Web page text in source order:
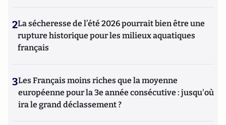
2La sécheresse de l’été 2026 pourrait bien être une
rupture historique pour les milieux aquatiques
français
3Les Français moins riches que la moyenne
européenne pour la 3e année consécutive : jusqu'où
ira le grand déclassement ?